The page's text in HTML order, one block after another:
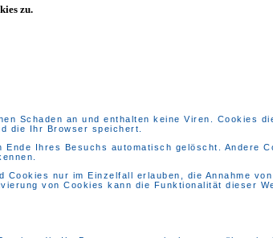
zu.
Schaden an und enthalten keine Viren. Cookies
die Ihr Browser speichert.
Ihres Besuchs automatisch gelöscht. Andere
nur im Einzelfall erlauben, die Annahme
von Cookies kann die Funktionalität dieser